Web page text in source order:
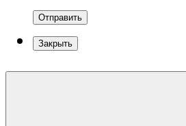
Отправить
Закрыть